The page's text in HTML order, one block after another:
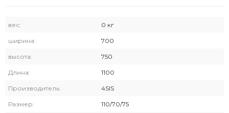
вес: 0 кг
ширина: 700
высота: 750
Длина: 1100
Производитель: 4SIS
Размер: 110/70/75